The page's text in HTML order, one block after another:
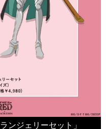
ンジェリーセット」